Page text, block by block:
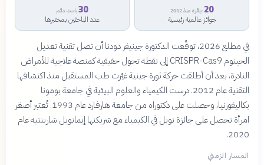
20 جائزة منذ 2012
جوائز عالمية رئيسية
30باحث دائم
عدد الباحثين بمختبرها
في مطلع 2026، توقّعت الدكتورة جينيفر دودنا أن تصل تقنية تعديل
الجينوم CRISPR-Cas9 إلى نقطة تحول حقيقية كمنصة علاجية للأمراض
النادرة، بعد أن أطلقت حركة ثورة جينية غيّرت طب المستقبل منذ اكتشافها
التقنية عام 2012. درست الكيمياء والعلوم البيئية في جامعة بومونا
بكاليفورنيا، وحصلت على دكتوراه من جامعة هارفارد عام 1993. تُعتبر أصغر
امرأة تحصل على جائزة نوبل في الكيمياء مع شريكتها إيمانويل شاربنتيه عام
2020.
المسار الزمني